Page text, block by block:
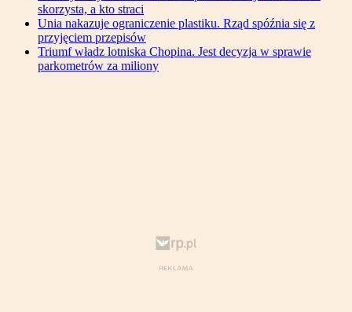
skorzysta, a kto straci
Unia nakazuje ograniczenie plastiku. Rząd spóźnia się z
przyjęciem przepisów
Triumf władz lotniska Chopina. Jest decyzja w sprawie
parkometrów za miliony